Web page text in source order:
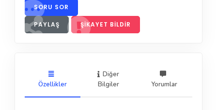
SORU SOR
PAYLAŞ ŞIKAYET BILDIR
Özellikler
Diğer
Bilgiler
Yorumlar